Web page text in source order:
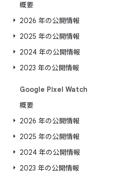
概要
2026 年の公開情報
2025 年の公開情報
2024 年の公開情報
2023 年の公開情報
Google Pixel Watch
概要
2026 年の公開情報
2025 年の公開情報
2024 年の公開情報
2023 年の公開情報